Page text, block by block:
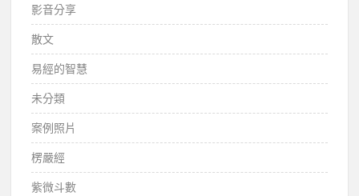
影音分享
散文
易經的智慧
未分類
案例照片
楞嚴經
紫微斗數